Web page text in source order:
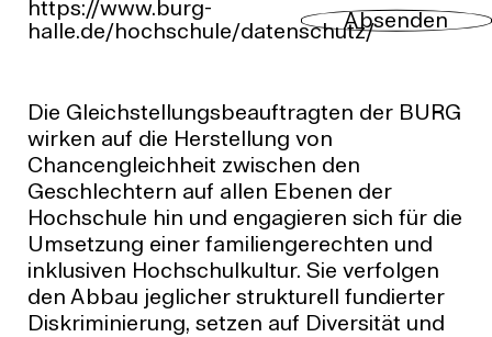
https://www.burg-
halle.de/hochschule/datenschutz/
Absenden
Die Gleichstellungsbeauftragten der BURG
wirken auf die Herstellung von
Chancengleichheit zwischen den
Geschlechtern auf allen Ebenen der
Hochschule hin und engagieren sich für die
Umsetzung einer familiengerechten und
inklusiven Hochschulkultur. Sie verfolgen
den Abbau jeglicher strukturell fundierter
Diskriminierung, setzen auf Diversität und